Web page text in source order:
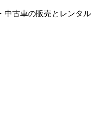
中古車の販売とレンタル